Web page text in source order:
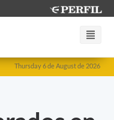
Thursday 6 de August de 2026